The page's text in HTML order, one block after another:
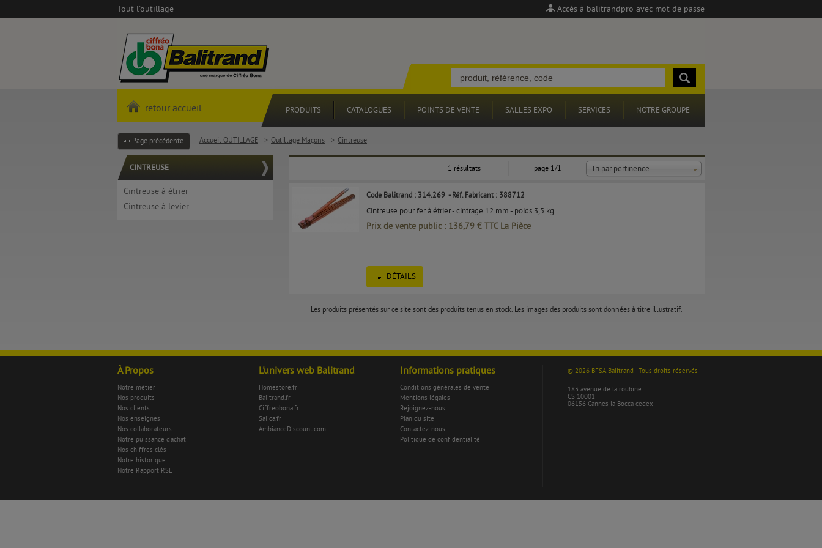
Tout l'outillage Accès à balitrandpro avec mot de passe
retour accueil PRODUITS CATALOGUES POINTS DE VENTE SALLES EXPO SERVICES NOTRE GROUPE
Page précédente Accueil OUTILLAGE > Outillage Maçons > Cintreuse
CINTREUSE
Cintreuse à étrier
Cintreuse à levier
1 résultats page 1/1 Tri par pertinence
Code Balitrand : 314.269 - Réf. Fabricant : 388712
Cintreuse pour fer à étrier - cintrage 12 mm - poids 3,5 kg
Prix de vente public : 136,79 € TTC La Pièce
DÉTAILS
Les produits présentés sur ce site sont des produits tenus en stock. Les images des produits sont données à titre illustratif.
À Propos
Notre métier
Nos produits
Nos clients
Nos enseignes
Nos collaborateurs
Notre puissance d'achat
Nos chiffres clés
Notre historique
Notre Rapport RSE
L'univers web Balitrand
Homestore.fr
Balitrand.fr
Ciffreobona.fr
Salica.fr
AmbianceDiscount.com
Informations pratiques
Conditions générales de vente
Mentions légales
Rejoignez-nous
Plan du site
Contactez-nous
Politique de confidentialité
© 2026 BFSA Balitrand - Tous droits réservés
183 avenue de la roubine
CS 10001
06156 Cannes la Bocca cedex